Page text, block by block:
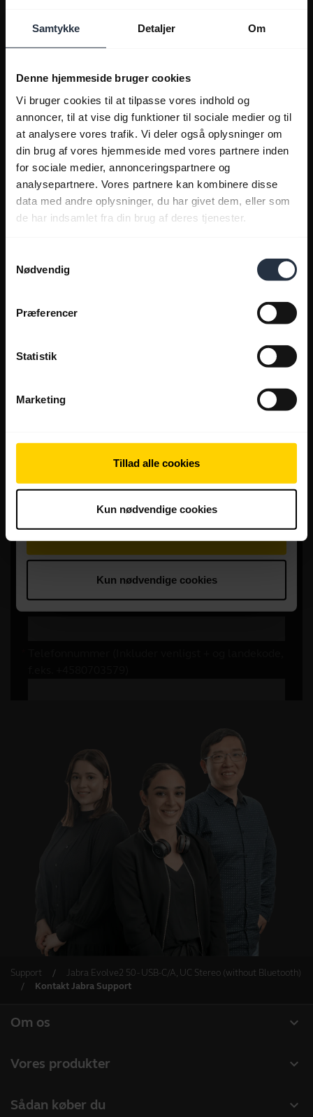
Samtykke Detaljer Om
Denne hjemmeside bruger cookies
Vi bruger cookies til at tilpasse vores indhold og
annoncer, til at vise dig funktioner til sociale medier og til
at analysere vores trafik. Vi deler også oplysninger om
din brug af vores hjemmeside med vores partnere inden
for sociale medier, annonceringspartnere og
analysepartnere. Vores partnere kan kombinere disse
data med andre oplysninger, du har givet dem, eller som
de har indsamlet fra din brug af deres tjenester.
Nødvendig
Præferencer
Statistik
Marketing
Tillad alle cookies
Kun nødvendige cookies
Support
Jabra Evolve2 50 - USB-C/A, UC Stereo (without Bluetooth)
Kontakt Jabra Support
expand_more
Om os
Bæredygtighed
expand_more
Vores produkter
expand_more
Sådan køber du